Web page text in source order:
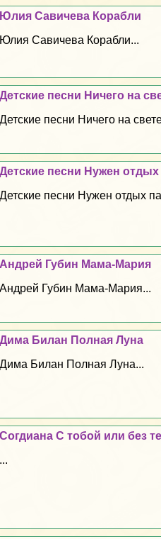
Юлия Савичева Корабли
Юлия Савичева Корабли...
Детские песни Ничего на
Детские песни Ничего на
Детские песни Нужен
Детские песни Нужен отдых
Андрей Губин Мама-Мария
Андрей Губин Мама-Мария...
Дима Билан Полная Луна
Дима Билан Полная Луна...
Согдиана С тобой или без
...